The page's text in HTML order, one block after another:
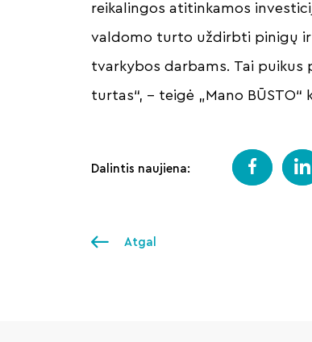
reikalingos atitinkamos
valdomo turto uždirbti pinigų ir
tvarkybos darbams. Tai puikus
turtas“, – teigė „Mano
Dalintis naujiena:
Atgal